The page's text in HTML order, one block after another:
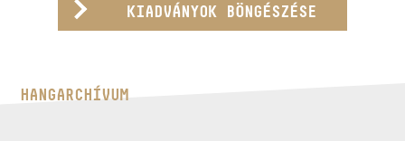
KIADVÁNYOK BÖNGÉSZÉSE
HANGARCHÍVUM